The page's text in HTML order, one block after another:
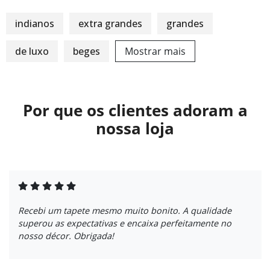
indianos extra grandes grandes
de luxo beges Mostrar mais
Por que os clientes adoram a
nossa loja
Recebi um tapete mesmo muito bonito. A qualidade
superou as expectativas e encaixa perfeitamente no
nosso décor. Obrigada!